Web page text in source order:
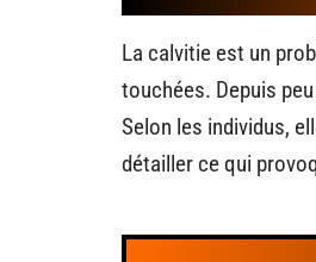
La calvitie est un
touchées. Depuis
Selon les individus,
détailler ce qui